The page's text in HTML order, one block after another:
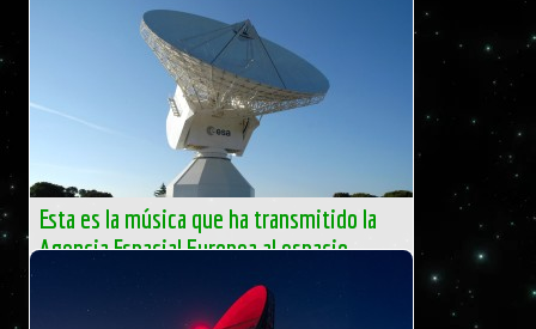
Esta es la música que ha transmitido la
Agencia Espacial Europea al espacio
La Agencia Espacial Europea (ESA) marcó un hito sin